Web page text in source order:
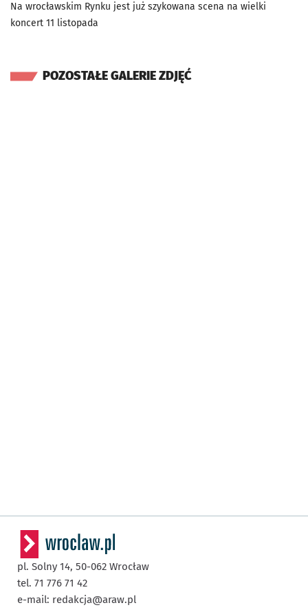
Na wrocławskim Rynku jest już szykowana scena na wielki
koncert 11 listopada
POZOSTAŁE GALERIE ZDJĘĆ
pl. Solny 14, 50-062 Wrocław
tel. 71 776 71 42
e-mail: redakcja@araw.pl